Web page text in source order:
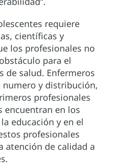
requiere
científicas y
los profesionales no
para el
de salud. Enfermeros
numero y distribución,
profesionales
encuentran en los
educación y en el
profesionales
atención de calidad a